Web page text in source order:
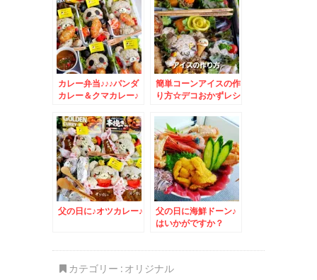
カレー弁当♪♪♪パンダ
カレー＆クマカレー♪
簡単コーンアイスの作
り方☆デコおかずレシ
父の日に♪オツカレー♪
父の日に海鮮ドーン♪
はいかがですか？
カテゴリー : オリジナル